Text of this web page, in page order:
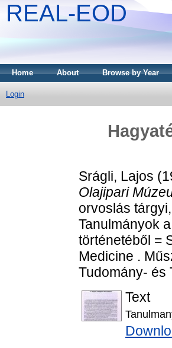
REAL-EOD
Home About Browse by Year
Login
Srágli, Lajos
Olajipari
orvoslás
Tanulmányok
történetéből =
Medicine .
Tudomány- és
Text